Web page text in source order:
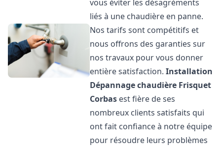
vous éviter les désagréments
liés à une chaudière en panne.
Nos tarifs sont compétitifs et
nous offrons des garanties sur
nos travaux pour vous donner
entière satisfaction.Installation
Dépannage chaudière Frisquet
Corbas est fière de ses
nombreux clients satisfaits qui
ont fait confiance à notre équipe
pour résoudre leurs problèmes